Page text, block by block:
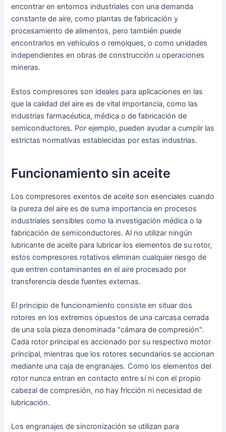
encontrar en entornos industriales con una demanda
constante de aire, como plantas de fabricación y
procesamiento de alimentos, pero también puede
encontrarlos en vehículos o remolques, o como unidades
independientes en obras de construcción u operaciones
mineras.
Estos compresores son ideales para aplicaciones en las
que la calidad del aire es de vital importancia, como las
industrias farmacéutica, médica o de fabricación de
semiconductores. Por ejemplo, pueden ayudar a cumplir las
estrictas normativas establecidas por estas industrias.
Funcionamiento sin aceite
Los compresores exentos de aceite son esenciales cuando
la pureza del aire es de suma importancia en procesos
industriales sensibles como la investigación médica o la
fabricación de semiconductores. Al no utilizar ningún
lubricante de aceite para lubricar los elementos de su rotor,
estos compresores rotativos eliminan cualquier riesgo de
que entren contaminantes en el aire procesado por
transferencia desde fuentes externas.
El principio de funcionamiento consiste en situar dos
rotores en los extremos opuestos de una carcasa cerrada
de una sola pieza denominada "cámara de compresión".
Cada rotor principal es accionado por su respectivo motor
principal, mientras que los rotores secundarios se accionan
mediante una caja de engranajes. Como los elementos del
rotor nunca entran en contacto entre sí ni con el propio
cabezal de compresión, no hay fricción ni necesidad de
lubricación.
Los engranajes de sincronización se utilizan para